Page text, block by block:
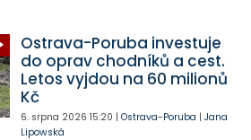
Ostrava-Poruba investuje
do oprav chodníků a cest.
Letos vyjdou na 60 milionů
Kč
6. srpna 2026 15:20 | Ostrava-Poruba | Jana
Lipowská